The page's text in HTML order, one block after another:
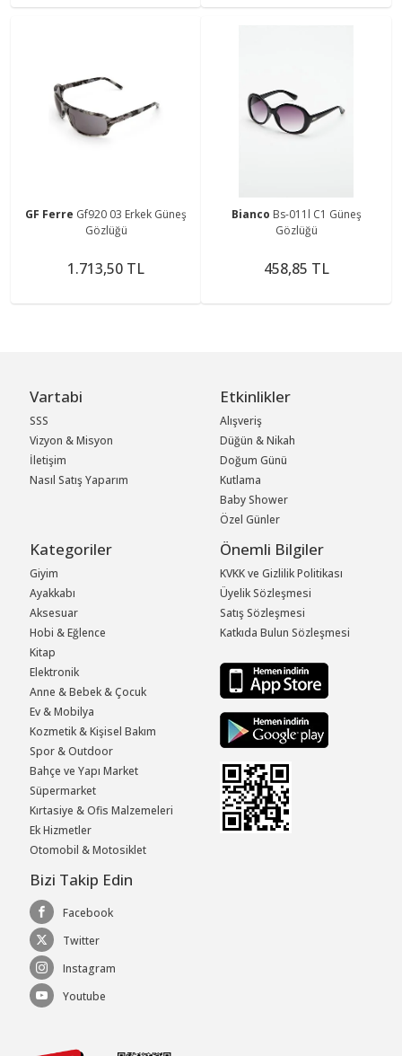
GF Ferre Gf920 03 Erkek Güneş
Gözlüğü
1.713,50 TL
Bianco Bs-011l C1 Güneş
Gözlüğü
458,85 TL
Vartabi
SSS
Vizyon & Misyon
İletişim
Nasıl Satış Yaparım
Etkinlikler
Alışveriş
Düğün & Nikah
Doğum Günü
Kutlama
Baby Shower
Özel Günler
Kategoriler
Giyim
Ayakkabı
Aksesuar
Hobi & Eğlence
Kitap
Elektronik
Anne & Bebek & Çocuk
Ev & Mobilya
Kozmetik & Kişisel Bakım
Spor & Outdoor
Bahçe ve Yapı Market
Süpermarket
Kırtasiye & Ofis Malzemeleri
Ek Hizmetler
Otomobil & Motosiklet
Önemli Bilgiler
KVKK ve Gizlilik Politikası
Üyelik Sözleşmesi
Satış Sözleşmesi
Katkıda Bulun Sözleşmesi
Bizi Takip Edin
Facebook
Twitter
Instagram
Youtube